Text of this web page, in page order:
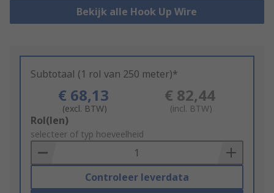
Bekijk alle Hook Up Wire
Subtotaal (1 rol van 250 meter)*
€ 68,13
(excl. BTW)
€ 82,44
(incl. BTW)
Add
to
Basket
Rol(len)
selecteer of typ hoeveelheid
Controleer leverdata